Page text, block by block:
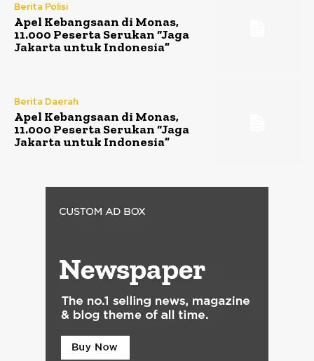
Berita Polisi
Apel Kebangsaan di Monas,
11.000 Peserta Serukan “Jaga
Jakarta untuk Indonesia”
Berita Daerah
Apel Kebangsaan di Monas,
11.000 Peserta Serukan “Jaga
Jakarta untuk Indonesia”